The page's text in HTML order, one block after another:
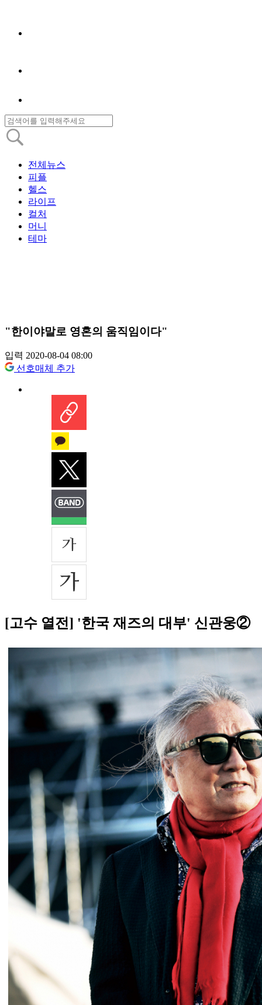
전체뉴스
피플
헬스
라이프
컬처
머니
테마
"한이야말로 영혼의 움직임이다"
입력 2020-08-04 08:00
선호매체 추가
[고수 열전] '한국 재즈의 대부' 신관웅②